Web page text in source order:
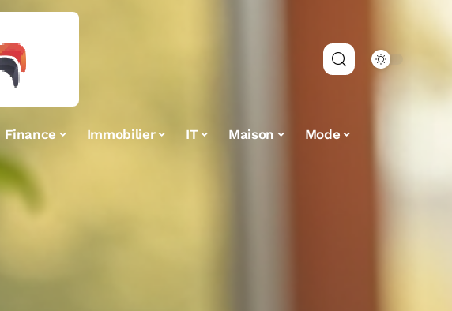
Finance Immobilier IT Maison Mode